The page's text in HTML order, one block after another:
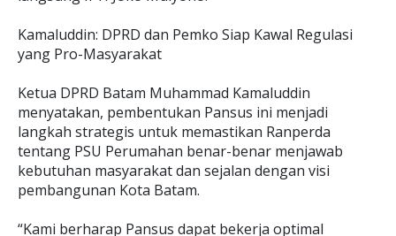
Kamaluddin: DPRD dan Pemko Siap Kawal Regulasi
yang Pro-Masyarakat
Ketua DPRD Batam Muhammad Kamaluddin
menyatakan, pembentukan Pansus ini menjadi
langkah strategis untuk memastikan Ranperda
tentang PSU Perumahan benar-benar menjawab
kebutuhan masyarakat dan sejalan dengan visi
pembangunan Kota Batam.
“Kami berharap Pansus dapat bekerja optimal